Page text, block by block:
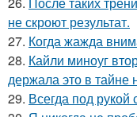
не скроют результат.
27. Когда жажда
28. Кайли миноуг
держала это в тайне
29. Всегда под рукой